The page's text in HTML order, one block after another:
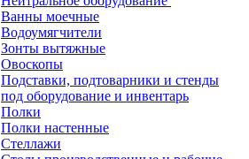
Ванны моечные
Водоумягчители
Зонты вытяжные
Овоскопы
Подставки, подтоварники и стенды
под оборудование и инвентарь
Полки
Полки настенные
Стеллажи